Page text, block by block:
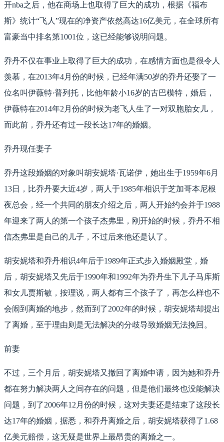
开nba之后，他在商场上也取得了巨大的成功，根据《福布
斯》统计“飞人”现在的净资产依然高达16亿美元，在全球所有
富豪当中排名第1001位，这已经能够说明问题。
乔丹不仅在事业上取得了巨大的成功，在感情方面也是很令人
羡慕，在2013年4月份的时候，已经年满50岁的乔丹还娶了一
位名叫伊薇特·普列托，比他年龄小16岁的古巴模特，婚后，
伊薇特在2014年2月份的时候为老飞人生了一对双胞胎女儿，
而此前，乔丹还有过一段长达17年的婚姻。
乔丹现任妻子
乔丹这段婚姻的对象叫胡安妮塔·瓦诺伊，她出生于1959年6月
13日，比乔丹要大近4岁，两人于1985年相识于芝加哥本尼根
夜总会，经一个共同的朋友介绍之后，两人开始约会并于1988
年迎来了两人的第一个孩子杰弗里，刚开始的时候，乔丹不相
信杰弗里是自己的儿子，不过后来他还是认了。
胡安妮塔和乔丹相识4年后于1989年正式步入婚姻殿堂，婚
后，胡安妮塔又先后于1990年和1992年为乔丹生下儿子马库斯
和女儿贾斯敏，按理说，两人都有三个孩子了，再怎么样也不
会闹到离婚的地步，然而到了2002年的时候，胡安妮塔却提出
了离婚，至于理由则是无法解决的分歧导致婚姻无法挽回。
前妻
不过，三个月后，胡安妮塔又撤回了离婚申请，因为她和乔丹
都在努力解决两人之间存在的问题，但是他们最终也没能解决
问题，到了2006年12月份的时候，这对夫妻还是结束了这段长
达17年的婚姻，据悉，和乔丹离婚之后，胡安妮塔获得了1.68
亿美元赔偿，这无疑是世界上最昂贵的离婚之一。